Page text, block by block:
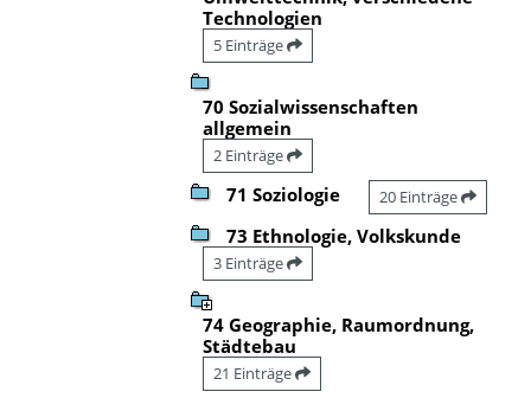
Technologien
5 Einträge
70 Sozialwissenschaften
allgemein
2 Einträge
71 Soziologie 20 Einträge
73 Ethnologie, Volkskunde
3 Einträge
74 Geographie, Raumordnung,
Städtebau
21 Einträge